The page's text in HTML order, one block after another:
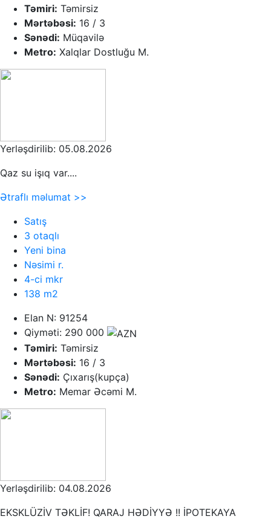
Təmiri: Təmirsiz
Mərtəbəsi: 16 / 3
Sənədi: Müqavilə
Metro: Xalqlar Dostluğu M.
Yerləşdirilib: 05.08.2026
Qaz su işıq var....
Ətraflı məlumat >>
Satış
3 otaqlı
Yeni bina
Nəsimi r.
4-ci mkr
138 m2
Elan N: 91254
Qiyməti: 290 000
Təmiri: Təmirsiz
Mərtəbəsi: 16 / 3
Sənədi: Çıxarış(kupça)
Metro: Memar Əcəmi M.
Yerləşdirilib: 04.08.2026
EKSKLÜZİV TƏKLİF! QARAJ HƏDİYYƏ !! İPOTEKAYA